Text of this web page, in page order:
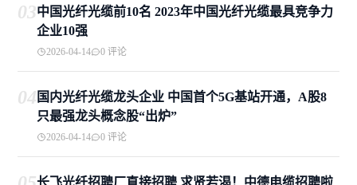
03中国光纤光缆前10名 2023年中国光纤光缆最具竞争力
企业10强
2026-04-14 0 评论
04 国内光纤光缆龙头企业 中国首个5G基站开通，A股8
只最强龙头概念股“出炉”
2026-04-14 0 评论
长飞光纤招聘厂直接招聘 求贤若渴！中德电缆招聘啦